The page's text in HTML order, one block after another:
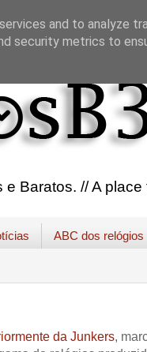
Baratos. // A
ABC dos relógios
da Junkers,
and to analyze
security metrics to